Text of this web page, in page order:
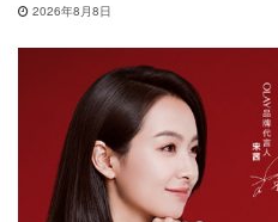
2026年8月8日